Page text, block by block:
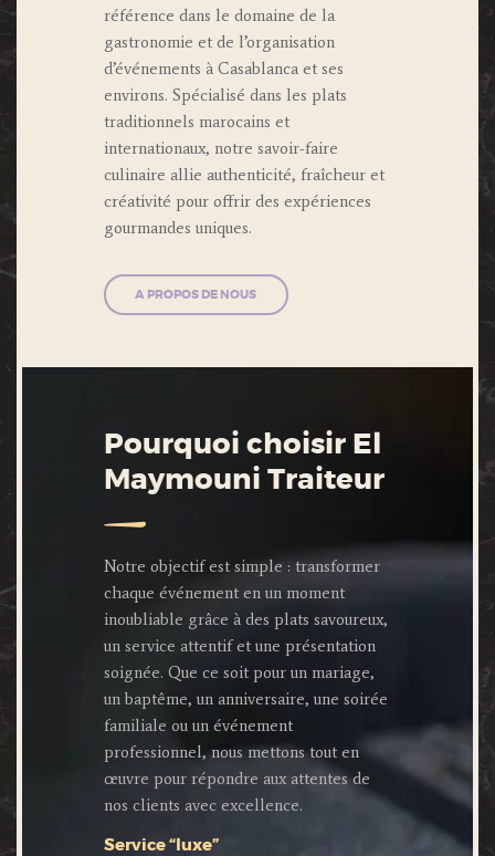
référence dans le domaine de la
gastronomie et de l’organisation
d’événements à Casablanca et ses
environs. Spécialisé dans les plats
traditionnels marocains et
internationaux, notre savoir-faire
culinaire allie authenticité, fraîcheur et
créativité pour offrir des expériences
gourmandes uniques.
A PROPOS DE NOUS
Pourquoi choisir El
Maymouni Traiteur
Notre objectif est simple : transformer
chaque événement en un moment
inoubliable grâce à des plats savoureux,
un service attentif et une présentation
soignée. Que ce soit pour un mariage,
un baptême, un anniversaire, une soirée
familiale ou un événement
professionnel, nous mettons tout en
œuvre pour répondre aux attentes de
nos clients avec excellence.
Service “luxe”